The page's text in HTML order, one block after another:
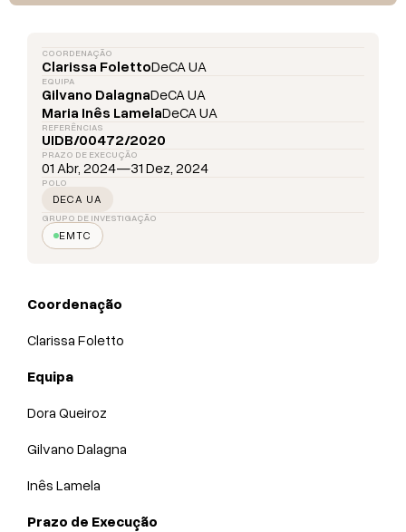
COORDENAÇÃO
Clarissa FolettoDeCA UA
EQUIPA
Gilvano DalagnaDeCA UA
Maria Inês LamelaDeCA UA
REFERÊNCIAS
UIDB/00472/2020
PRAZO DE EXECUÇÃO
01 Abr, 2024—31 Dez, 2024
POLO
DECA UA
GRUPO DE INVESTIGAÇÃO
EMTC
Coordenação
Clarissa Foletto
Equipa
Dora Queiroz
Gilvano Dalagna
Inês Lamela
Prazo de Execução